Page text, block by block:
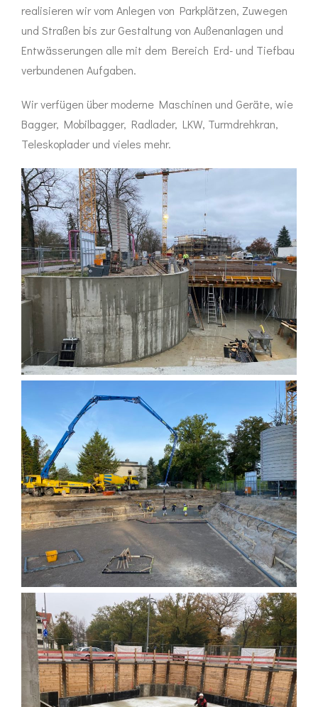
realisieren wir vom Anlegen von Parkplätzen, Zuwegen
und Straßen bis zur Gestaltung von Außenanlagen und
Entwässerungen alle mit dem Bereich Erd- und Tiefbau
verbundenen Aufgaben.
Wir verfügen über moderne Maschinen und Geräte, wie
Bagger, Mobilbagger, Radlader, LKW, Turmdrehkran,
Teleskoplader und vieles mehr.